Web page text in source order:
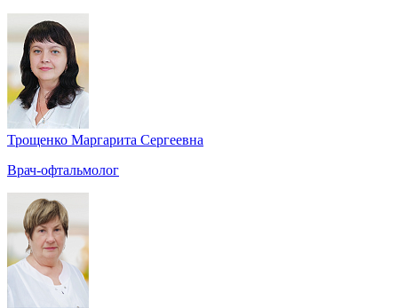
Трощенко Маргарита Сергеевна
Врач-офтальмолог